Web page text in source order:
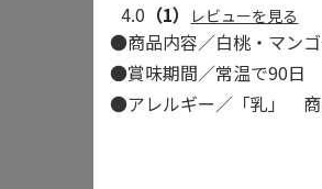
4.0 （1） レビューを見る
●商品内容／白桃・マ
●賞味期間／常温で90日
●アレルギー／「乳」 商